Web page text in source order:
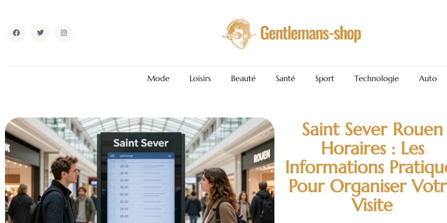
Mode Loisirs Beauté Santé Sport Technologie Auto
Saint Sever Rouen
Horaires : Les
Informations
Pour Organiser
Visite